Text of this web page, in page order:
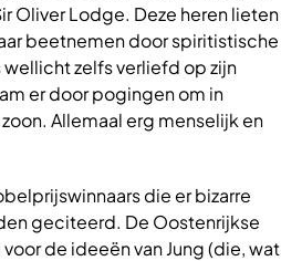
Oliver Lodge. Deze heren lieten
beetnemen door spiritistische
zelfs verliefd op zijn
er door pogingen om in
Allemaal erg menselijk en
die er bizarre
geciteerd. De Oostenrijkse
de ideeën van Jung (die, wat